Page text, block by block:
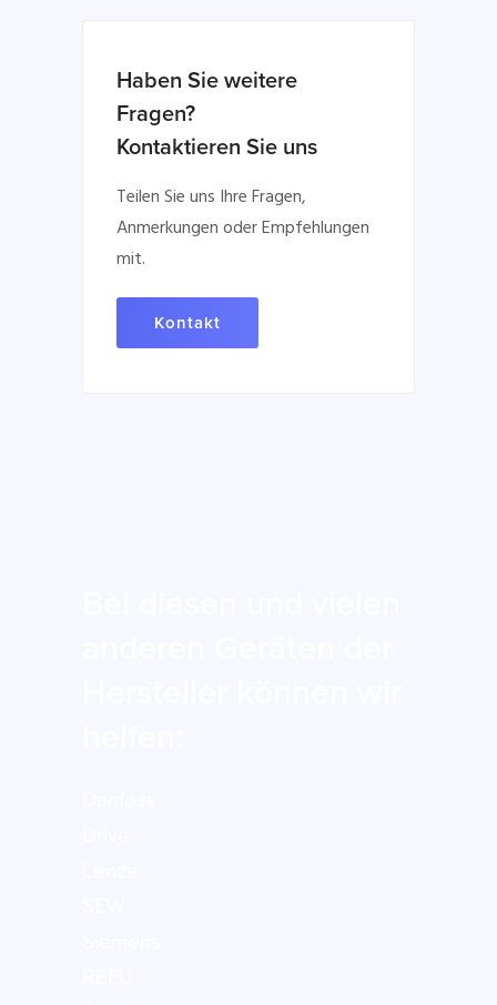
Haben Sie weitere
Fragen?
Kontaktieren Sie uns
Teilen Sie uns Ihre Fragen,
Anmerkungen oder Empfehlungen
mit.
Kontakt